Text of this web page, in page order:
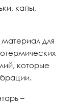
капы,
для
которые
–